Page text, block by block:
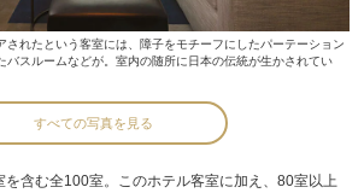
されたという客室には、障子をモチーフにしたパーテーション
バスルームなどが。室内の随所に日本の伝統が生かされてい
すべての写真を見る
含む全100室。このホテル客室に加え、80室以上